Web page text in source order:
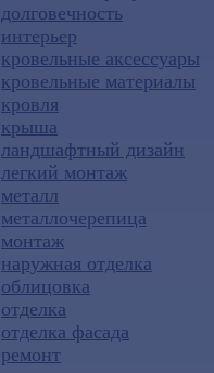
долговечность
интерьер
кровельные аксессуары
кровельные материалы
кровля
крыша
ландшафтный дизайн
легкий монтаж
металл
металлочерепица
монтаж
наружная отделка
облицовка
отделка
отделка фасада
ремонт